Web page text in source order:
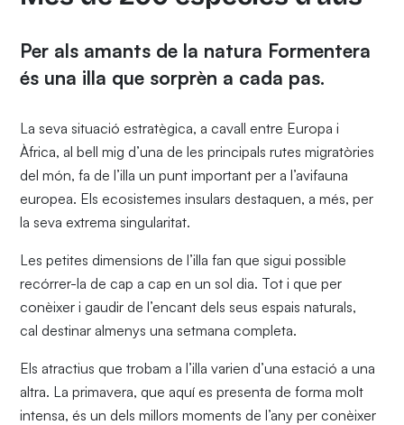
Per als amants de la natura Formentera
és una illa que sorprèn a cada pas.
La seva situació estratègica, a cavall entre Europa i
Àfrica, al bell mig d’una de les principals rutes migratòries
del món, fa de l’illa un punt important per a l’avifauna
europea. Els ecosistemes insulars destaquen, a més, per
la seva extrema singularitat.
Les petites dimensions de l’illa fan que sigui possible
recórrer-la de cap a cap en un sol dia. Tot i que per
conèixer i gaudir de l’encant dels seus espais naturals,
cal destinar almenys una setmana completa.
Els atractius que trobam a l’illa varien d’una estació a una
altra. La primavera, que aquí es presenta de forma molt
intensa, és un dels millors moments de l’any per conèixer